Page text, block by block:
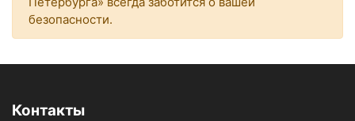
безопасности.
Контакты